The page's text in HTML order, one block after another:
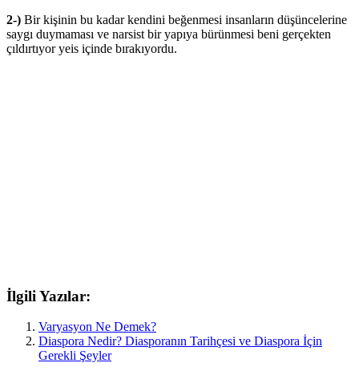
2-) Bir kişinin bu kadar kendini beğenmesi insanların düşüncelerine
saygı duymaması ve narsist bir yapıya bürünmesi beni gerçekten
çıldırtıyor yeis içinde bırakıyordu.
İlgili Yazılar:
Varyasyon Ne Demek?
Diaspora Nedir? Diasporanın Tarihçesi ve Diaspora İçin
Gerekli Şeyler